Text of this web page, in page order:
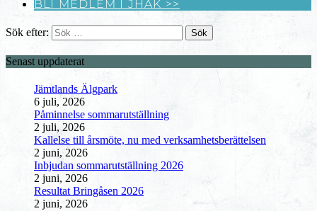
BLI MEDLEM I JHÄK >>
Sök efter:
Senast uppdaterat
Jämtlands Älgpark
6 juli, 2026
Påminnelse sommarutställning
2 juli, 2026
Kallelse till årsmöte, nu med verksamhetsberättelsen
2 juni, 2026
Inbjudan sommarutställning 2026
2 juni, 2026
Resultat Bringåsen 2026
2 juni, 2026